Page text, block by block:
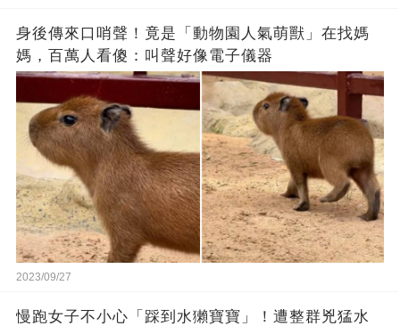
身後傳來口哨聲！竟是「動物園人氣萌獸」在找媽
媽，百萬人看傻：叫聲好像電子儀器
2023/09/27
慢跑女子不小心「踩到水獺寶寶」！遭整群兇猛水